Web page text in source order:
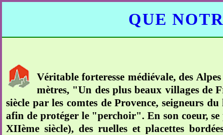
QUE
Véritable forteresse médiévale, des
mètres, "Un des plus beaux villages
siècle par les comtes de Provence, seigneurs
afin de protéger le "perchoir". En son coeur,
XIIème siècle), des ruelles et placettes